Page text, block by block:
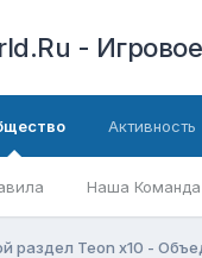
-
Наша Команда
Активность
раздел Teon x10 -